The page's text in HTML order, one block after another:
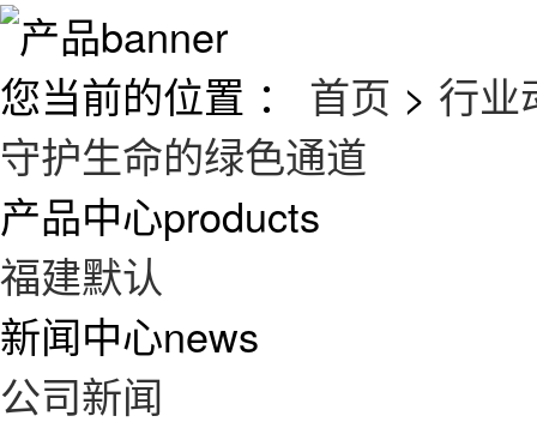
您当前的位置 ： 首页 > 行业
守护生命的绿色通道
产品中心products
福建默认
新闻中心news
公司新闻